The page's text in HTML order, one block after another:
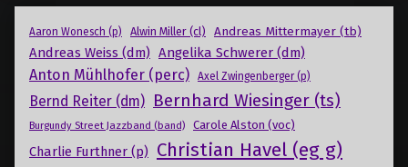
Aaron Wonesch (p) Alwin Miller (cl) Andreas Mittermayer (tb)
Andreas Weiss (dm) Angelika Schwerer (dm)
Anton Mühlhofer (perc) Axel Zwingenberger (p)
Bernd Reiter (dm) Bernhard Wiesinger (ts)
Burgundy Street Jazzband (band) Carole Alston (voc)
Charlie Furthner (p) Christian Havel (eg g)